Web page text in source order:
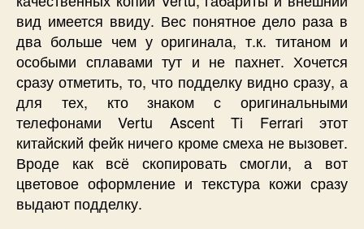
из
Китая.
На
этот
раз
речь
пойдёт
о
китайском
фальсификате
—
вид имеется ввиду. Вес понятное дело раза в
два больше чем у оригинала, т.к. титаном и
особыми сплавами тут и не пахнет. Хочется
сразу отметить, то, что подделку видно сразу, а
для тех, кто знаком с оригинальными
телефонами Vertu Ascent Ti Ferrari этот
китайский фейк ничего кроме смеха не вызовет.
Вроде как всё скопировать смогли, а вот
цветовое оформление и текстура кожи сразу
выдают подделку.